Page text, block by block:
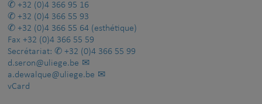
+32 (0)4 366 95 16
+32 (0)4 366 55 93
+32 (0)4 366 55 64 (esthétique)
Fax +32 (0)4 366 55 59
Secrétariat:
+32 (0)4 366 55 99
d.seron@uliege.be
a.dewalque@uliege.be
vCard